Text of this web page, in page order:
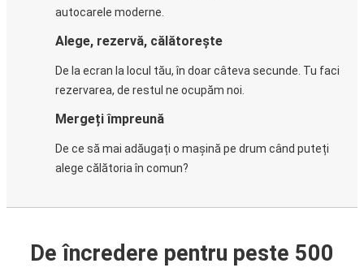
autocarele moderne.
Alege, rezervă, călătorește
De la ecran la locul tău, în doar câteva secunde. Tu faci
rezervarea, de restul ne ocupăm noi.
Mergeți împreună
De ce să mai adăugați o mașină pe drum când puteți
alege călătoria în comun?
De încredere pentru peste 500